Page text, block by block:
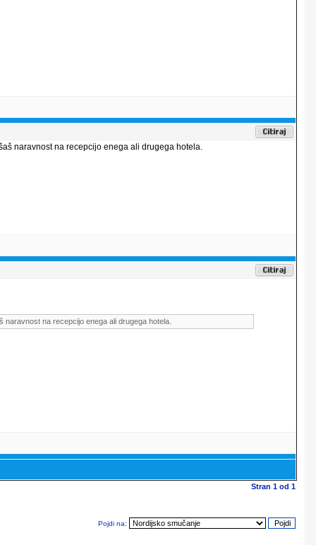
naravnost na recepcijo enega ali drugega hotela.
na recepcijo enega ali drugega hotela.
Stran 1 od 1
Pojdi na: